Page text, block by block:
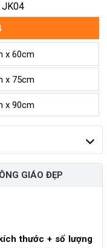
JK04
x 60cm
x 75cm
x 90cm
GIÁO ĐẸP
thước + số lượng